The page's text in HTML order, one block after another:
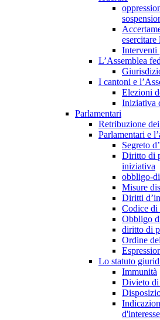
esercitare
Interventi
L’Assemblea
I cantoni e
Elezioni
Iniziativa
Parlamentari
Retribuzione
Parlamentari e
Segreto
Diritto di
iniziativa
obbligo-
Misure
Diritti
Codice di
Obbligo
diritto di
Ordine
Lo statuto
Immunità
Divieto di
d'interesse